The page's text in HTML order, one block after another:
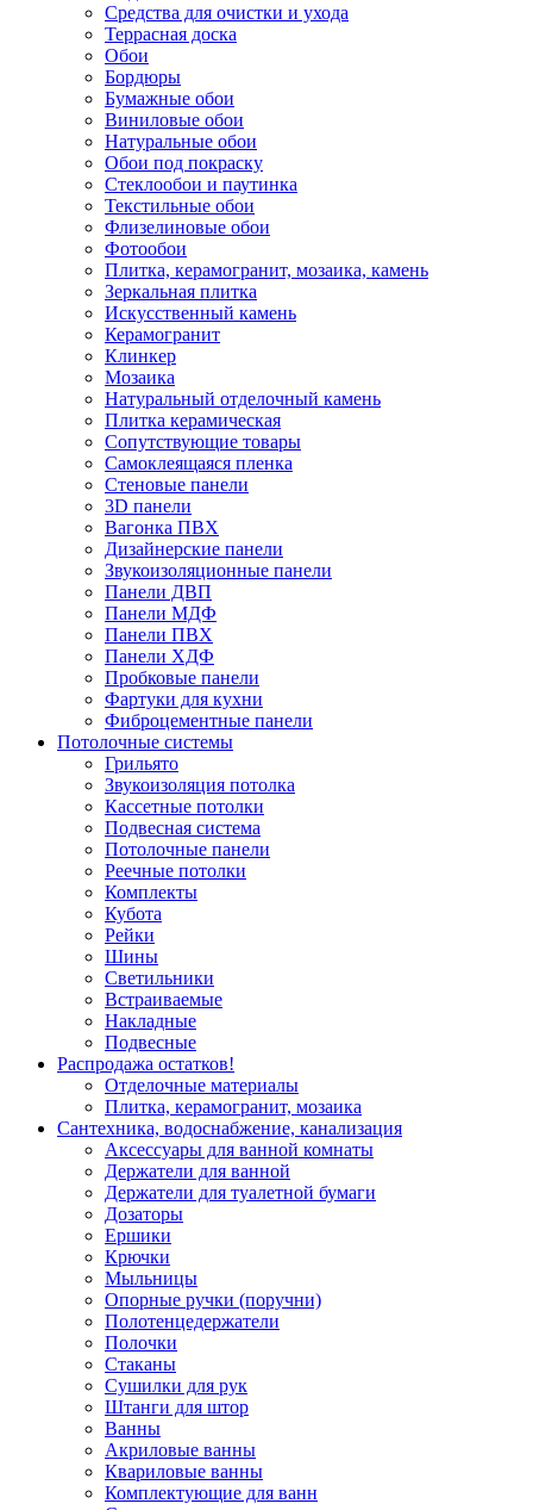
Средства для очистки и ухода
Террасная доска
Обои
Бордюры
Бумажные обои
Виниловые обои
Натуральные обои
Обои под покраску
Стеклообои и паутинка
Текстильные обои
Флизелиновые обои
Фотообои
Плитка, керамогранит, мозаика, камень
Зеркальная плитка
Искусственный камень
Керамогранит
Клинкер
Мозаика
Натуральный отделочный камень
Плитка керамическая
Сопутствующие товары
Самоклеящаяся пленка
Стеновые панели
3D панели
Вагонка ПВХ
Дизайнерские панели
Звукоизоляционные панели
Панели ДВП
Панели МДФ
Панели ПВХ
Панели ХДФ
Пробковые панели
Фартуки для кухни
Фиброцементные панели
Потолочные системы
Грильято
Звукоизоляция потолка
Кассетные потолки
Подвесная система
Потолочные панели
Реечные потолки
Комплекты
Кубота
Рейки
Шины
Светильники
Встраиваемые
Накладные
Подвесные
Распродажа остатков!
Отделочные материалы
Плитка, керамогранит, мозаика
Сантехника, водоснабжение, канализация
Аксессуары для ванной комнаты
Держатели для ванной
Держатели для туалетной бумаги
Дозаторы
Ершики
Крючки
Мыльницы
Опорные ручки (поручни)
Полотенцедержатели
Полочки
Стаканы
Сушилки для рук
Штанги для штор
Ванны
Акриловые ванны
Квариловые ванны
Комплектующие для ванн